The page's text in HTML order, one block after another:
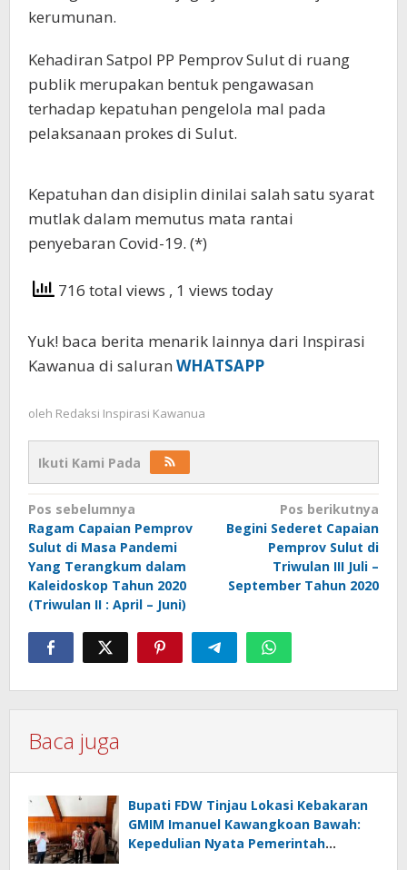
kerumunan.
Kehadiran Satpol PP Pemprov Sulut di ruang
publik merupakan bentuk pengawasan
terhadap kepatuhan pengelola mal pada
pelaksanaan prokes di Sulut.
Kepatuhan dan disiplin dinilai salah satu syarat
mutlak dalam memutus mata rantai
penyebaran Covid-19. (*)
716 total views , 1 views today
Yuk! baca berita menarik lainnya dari Inspirasi
Kawanua di saluran WHATSAPP
oleh Redaksi Inspirasi Kawanua
Ikuti Kami Pada
Navigasi
pos
Pos sebelumnya
Ragam Capaian Pemprov
Sulut di Masa Pandemi
Yang Terangkum dalam
Kaleidoskop Tahun 2020
(Triwulan II : April – Juni)
Pos berikutnya
Begini Sederet Capaian
Pemprov Sulut di
Triwulan III Juli –
September Tahun 2020
Baca juga
Bupati FDW Tinjau Lokasi Kebakaran
GMIM Imanuel Kawangkoan Bawah:
Kepedulian Nyata Pemerintah